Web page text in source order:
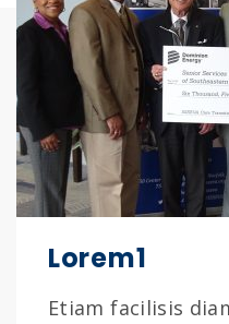
Lorem1
Etiam facilisis